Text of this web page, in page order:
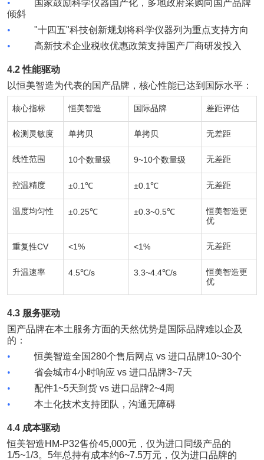
•
国家鼓励科学仪器国产化，多地政府采购向国产品牌
倾斜
•
"十四五"科技创新规划将科学仪器列为重点支持方向
•
高新技术企业税收优惠政策支持国产厂商研发投入
4.2性能驱动
以恒美智造为代表的国产品牌，核心性能已达到国际水平：
核心指标 恒美智造 国际品牌 差距评估
检测灵敏度 单拷贝 单拷贝 无差距
线性范围 10个数量级 9~10个数量级 无差距
控温精度 ±0.1℃ ±0.1℃ 无差距
温度均匀性 ±0.25℃ ±0.3~0.5℃
恒美智造更
优
重复性CV <1% <1% 无差距
升温速率 4.5℃/s 3.3~4.4℃/s
恒美智造更
优
4.3 服务驱动
国产品牌在本土服务方面的天然优势是国际品牌难以企及
的：
•
恒美智造全国 280个售后网点 vs 进口品牌10~30个
•
省会城市4小时响应 vs 进口品牌3~7天
•
配件1~5天到货 vs 进口品牌2~4周
•
本土化技术支持团队，沟通无障碍
4.4 成本驱动
恒美智造HM-P32售价45,000元，仅为进口同级产品的
1/5~1/3。 5年总持有成本约6~7.5万元，仅为进口品牌的